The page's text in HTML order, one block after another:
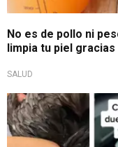
No es de pollo ni
limpia tu piel
SALUD
Hilarante historia